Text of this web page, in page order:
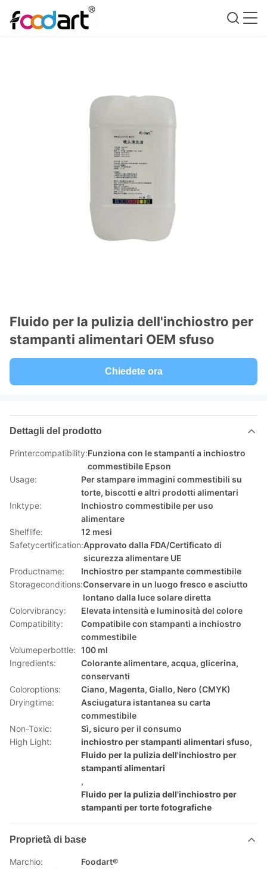
Fluido per la pulizia dell'inchiostro per
stampanti alimentari OEM sfuso
Chiedete ora
Dettagli del prodotto
Printercompatibility:Funziona con le stampanti a inchiostro
commestibile Epson
Usage:
Per stampare immagini commestibili su
torte, biscotti e altri prodotti alimentari
Inktype:
Inchiostro commestibile per uso
alimentare
Shelflife:
12 mesi
Safetycertification:Approvato dalla FDA/Certificato di
sicurezza alimentare UE
Productname:
Inchiostro per stampante commestibile
Storageconditions:Conservare in un luogo fresco e asciutto
lontano dalla luce solare diretta
Colorvibrancy:
Elevata intensità e luminosità del colore
Compatibility:
Compatibile con stampanti a inchiostro
commestibile
Volumeperbottle: 100 ml
Ingredients:
Colorante alimentare, acqua, glicerina,
conservanti
Coloroptions:
Ciano, Magenta, Giallo, Nero (CMYK)
Dryingtime:
Asciugatura istantanea su carta
commestibile
Non-Toxic:
Sì, sicuro per il consumo
High Light:
inchiostro per stampanti alimentari sfuso,
Fluido per la pulizia dell'inchiostro per
stampanti alimentari
,
Fluido per la pulizia dell'inchiostro per
stampanti per torte fotografiche
Proprietà di base
Marchio:
Foodart®